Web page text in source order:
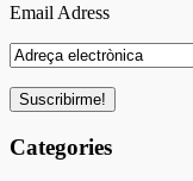
Email Adress
Categories